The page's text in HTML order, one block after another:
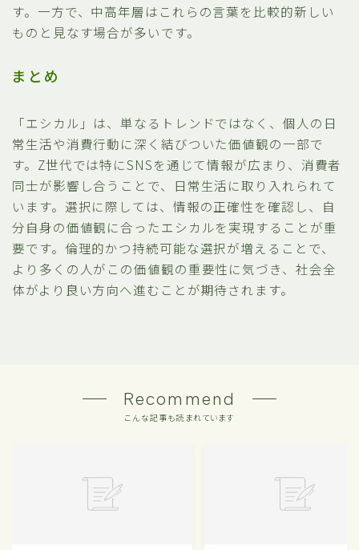
す。一方で、中高年層はこれらの言葉を比較的新しい
ものと見なす場合が多いです。
まとめ
「エシカル」は、単なるトレンドではなく、個人の日
常生活や消費行動に深く結びついた価値観の一部で
す。Z世代では特にSNSを通じて情報が広まり、消費者
同士が影響し合うことで、日常生活に取り入れられて
います。選択に際しては、情報の正確性を確認し、自
分自身の価値観に合ったエシカルを実現することが重
要です。倫理的かつ持続可能な選択が増えることで、
より多くの人がこの価値観の重要性に気づき、社会全
体がより良い方向へ進むことが期待されます。
Recommend
こんな記事も読まれています